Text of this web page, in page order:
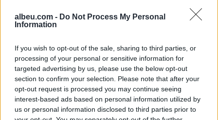
albeu.com - Do Not Process My Personal
Information
If you wish to opt-out of the sale, sharing to third parties, or
processing of your personal or sensitive information for
targeted advertising by us, please use the below opt-out
section to confirm your selection. Please note that after your
opt-out request is processed you may continue seeing
interest-based ads based on personal information utilized by
us or personal information disclosed to third parties prior to
ndezi zjarr për të djegur barin
dhe flakët u përhapën drejt
malit